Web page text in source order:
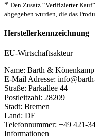
* Den Zusatz “Verifizierter
abgegeben wurden, die das
Herstellerkennzeichnung
EU-Wirtschaftsakteur
Name: Barth &
E-Mail Adresse:
Straße: Parkallee 44
Postleitzahl: 28209
Stadt: Bremen
Land: DE
Telefonnummer: +49 421-
Informationen